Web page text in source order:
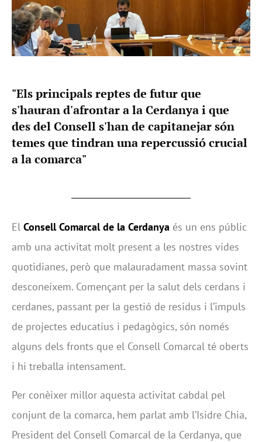
"Els principals reptes de futur que
s'hauran d'afrontar a la Cerdanya i que
des del Consell s'han de capitanejar són
temes que tindran una repercussió crucial
a la comarca"
El Consell Comarcal de la Cerdanya és un ens públic
amb una activitat molt present a les nostres vides
quotidianes, però que malauradament massa sovint
desconeixem. Començant per la salut dels cerdans i
cerdanes, passant per la gestió de residus i l’impuls
de projectes educatius i pedagògics, són només
alguns dels fronts que el Consell Comarcal té oberts
i hi treballa intensament.
Per conèixer millor aquesta activitat cabdal pel
conjunt de la comarca, hem parlat amb l’Isidre Chia,
President del Consell Comarcal de la Cerdanya, que